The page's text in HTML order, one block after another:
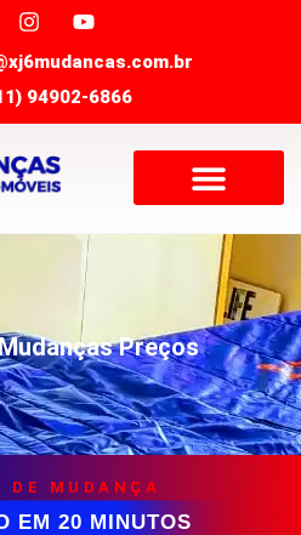
94902-6866
Preços
DE MUDANÇA
EM 20 MINUTOS